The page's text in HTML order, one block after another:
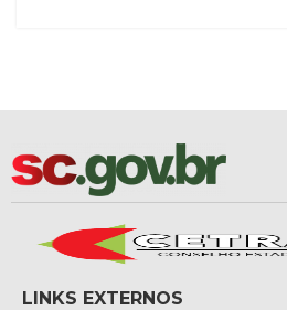
LINKS EXTERNOS